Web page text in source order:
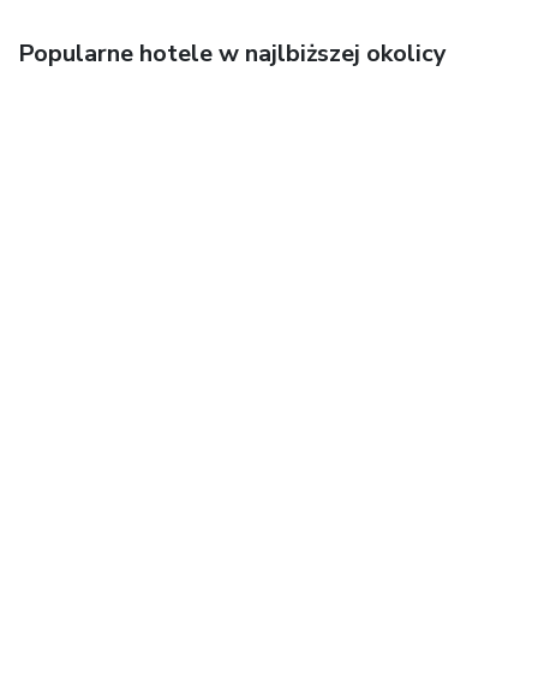
Popularne hotele w najlbiższej okolicy